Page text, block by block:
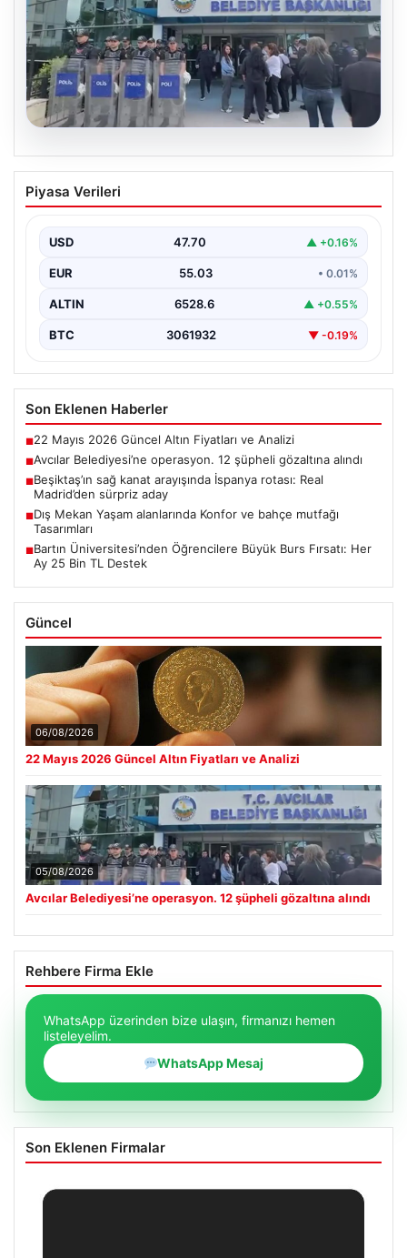
05.08.2026
Avcılar Belediyesi’ne operasyon. 12
şüpheli gözaltına alındı
Piyasa Verileri
USD 47.70 ▲ +0.16%
EUR 55.03 • 0.01%
ALTIN 6528.6 ▲ +0.55%
BTC 3061932 ▼ -0.19%
Son Eklenen Haberler
■22 Mayıs 2026 Güncel Altın Fiyatları ve Analizi
■Avcılar Belediyesi’ne operasyon. 12 şüpheli gözaltına alındı
■Beşiktaş’ın sağ kanat arayışında İspanya rotası: Real
Madrid’den sürpriz aday
■Dış Mekan Yaşam alanlarında Konfor ve bahçe mutfağı
Tasarımları
■Bartın Üniversitesi’nden Öğrencilere Büyük Burs Fırsatı: Her
Ay 25 Bin TL Destek
Güncel
06/08/2026
22 Mayıs 2026 Güncel Altın Fiyatları ve Analizi
05/08/2026
Avcılar Belediyesi’ne operasyon. 12 şüpheli gözaltına alındı
Rehbere Firma Ekle
WhatsApp üzerinden bize ulaşın, firmanızı hemen
listeleyelim.
WhatsApp Mesaj
Son Eklenen Firmalar